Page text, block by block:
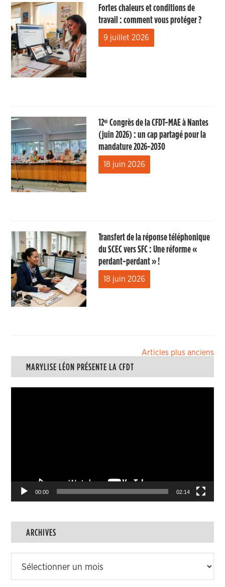
Fortes chaleurs et conditions de
travail : comment vous protéger ?
9 juillet 2026
12ᵉ Congrès de la CFDT-MAE à Nantes
(juin 2026) : un cap partagé pour la
mandature 2026-2030
18 juin 2026
Transfert de la réponse téléphonique
du SCEC vers SFC : Une réforme «
perdant-perdant » !
18 juin 2026
Navigation
des
articles
Articles plus anciens
MARYLISE LÉON PRÉSENTE LA CFDT
00:00 02:14
ARCHIVES